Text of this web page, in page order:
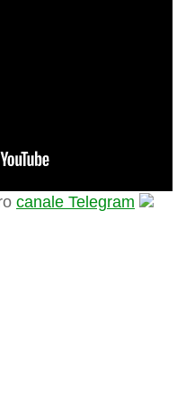
canale Telegram